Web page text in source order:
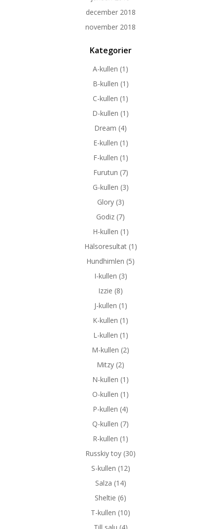
december 2018
november 2018
Kategorier
A-kullen (1)
B-kullen (1)
C-kullen (1)
D-kullen (1)
Dream (4)
E-kullen (1)
F-kullen (1)
Furutun (7)
G-kullen (3)
Glory(3)
Godiz (7)
H-kullen (1)
Hälsoresultat(1)
Hundhimlen (5)
I-kullen (3)
Izzie (8)
J-kullen (1)
K-kullen (1)
L-kullen (1)
M-kullen (2)
Mitzy (2)
N-kullen (1)
O-kullen (1)
P-kullen (4)
Q-kullen (7)
R-kullen (1)
Russkiy toy (30)
S-kullen (12)
Salza (14)
Sheltie (6)
T-kullen (10)